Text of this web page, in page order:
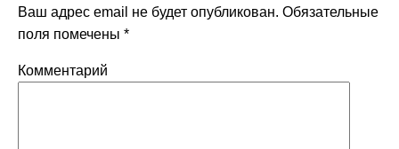
Ваш адрес email не будет опубликован. Обязательные
поля помечены *
Комментарий